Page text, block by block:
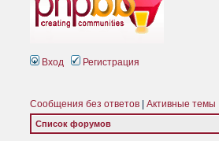
Вход Регистрация
Сообщения без ответов Активные темы
Список форумов